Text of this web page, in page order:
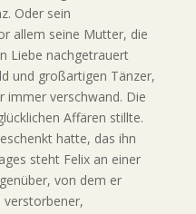
Oder sein
allem seine Mutter, die
Liebe nachgetrauert
und großartigen Tänzer,
immer verschwand. Die
Affären stillte.
hatte, das ihn
steht Felix an einer
von dem er
verstorbener,